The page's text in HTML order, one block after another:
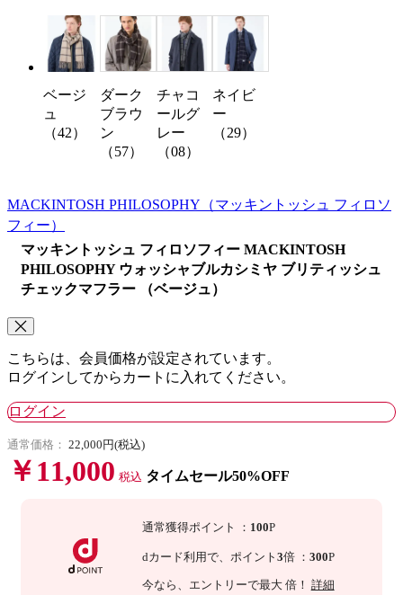
ベージ
ュ
（42）
ダーク
ブラウ
ン
（57）
チャコ
ールグ
レー
（08）
ネイビ
ー
（29）
MACKINTOSH PHILOSOPHY （マッキントッシュ フィロソ
フィー）
マッキントッシュ フィロソフィー MACKINTOSH
PHILOSOPHY ウォッシャブルカシミヤ ブリティッシュ
チェックマフラー （ベージュ）
こちらは、会員価格が設定されています。
ログインしてからカートに入れてください。
ログイン
通常価格： 22,000円(税込)
￥11,000 税込 タイムセール50%OFF
通常獲得ポイント ： 100P
dカード利用で、 ポイント 3倍 ： 300P
今なら 、エントリーで最大 倍！ 詳細